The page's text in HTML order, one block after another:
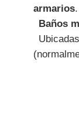
armarios
Baños
Ubicadas